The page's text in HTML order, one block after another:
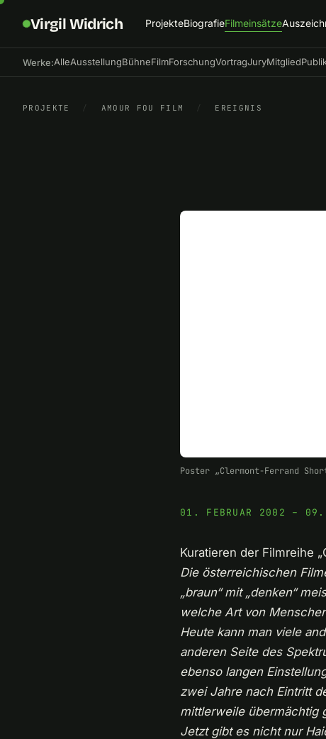
Virgil Widrich ProjekteBiografieFilmeinsätze
Werke:AlleAusstellungBühneFilmForschungVortragJuryMitglied
PROJEKTE / AMOUR FOU FILM / EREIGNIS
Poster „Clermont-Ferrand
01. FEBRUAR 2002 – 09.
Kuratieren der Filmreihe
Die österreichischen
„braun“ mit „denken“
welche Art von
Heute kann man viele
anderen Seite des
ebenso langen
zwei Jahre nach Eintritt
mittlerweile übermächtig
Jetzt gibt es nicht nur